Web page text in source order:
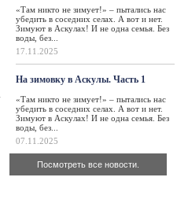
«Там никто не зимует!» – пытались нас
убедить в соседних селах. А вот и нет.
Зимуют в Аскулах! И не одна семья. Без
воды, без...
17.11.2025
На зимовку в Аскулы. Часть 1
«Там никто не зимует!» – пытались нас
убедить в соседних селах. А вот и нет.
Зимуют в Аскулах! И не одна семья. Без
воды, без...
07.11.2025
Посмотреть все новости.